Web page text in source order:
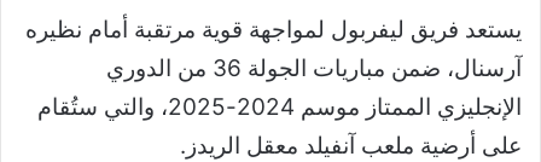
يستعد فريق ليفربول لمواجهة قوية مرتقبة أمام نظيره
آرسنال، ضمن مباريات الجولة 36 من الدوري
الإنجليزي الممتاز موسم 2024-2025، والتي ستُقام
على أرضية ملعب آنفيلد معقل الريدز.